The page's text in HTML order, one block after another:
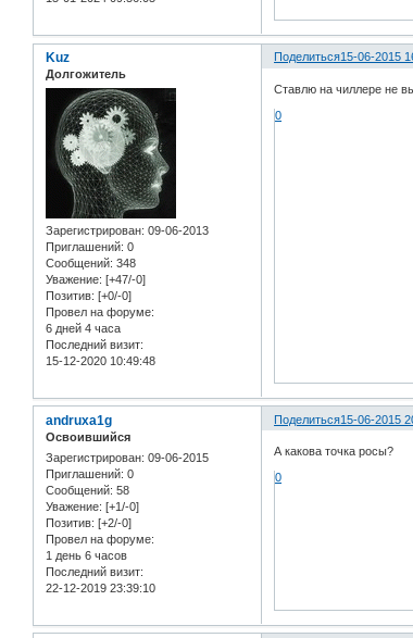
Поделиться15-06-2015
Kuz
Долгожитель
Зарегистрирован: 09-06-2013
Приглашений: 0
Сообщений: 348
Уважение: [+47/-0]
Позитив: [+0/-0]
Провел на форуме:
6 дней 4 часа
Последний визит:
15-12-2020 10:49:48
Ставлю на чиллере не
0
Поделиться15-06-2015
andruxa1g
Освоившийся
Зарегистрирован: 09-06-2015
Приглашений: 0
Сообщений: 58
Уважение: [+1/-0]
Позитив: [+2/-0]
Провел на форуме:
1 день 6 часов
Последний визит:
22-12-2019 23:39:10
А какова точка росы?
0